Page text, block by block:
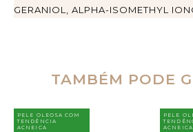
GERANIOL, ALPHA-ISOMETHYL
TAMBÉM PODE
PELE OLEOSA COM
TENDÊNCIA
ACNEICA
PELE
ACNEICA